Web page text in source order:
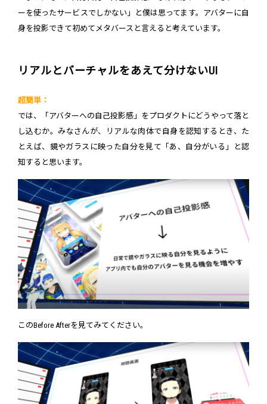
ーを使ったサービスでしかない」と僕は思ってます。アバターに自
身を投影できて初めてメタバースと言えると考えています。
リアルとバーチャルをあえて分けないUI
超簡単：
では、「アバターへの自己投影感」をプロダクトにどうやって落と
し込むか。みなさんが、リアルな肉体で自身を認知するとき、た
とえば、鏡やガラスに映った自分を見て「あ、自分がいる」と認
知すると思います。
このBefore Afterを見てみてください。